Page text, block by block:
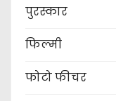
पुरस्कार
फिल्मी
फोटो फीचर